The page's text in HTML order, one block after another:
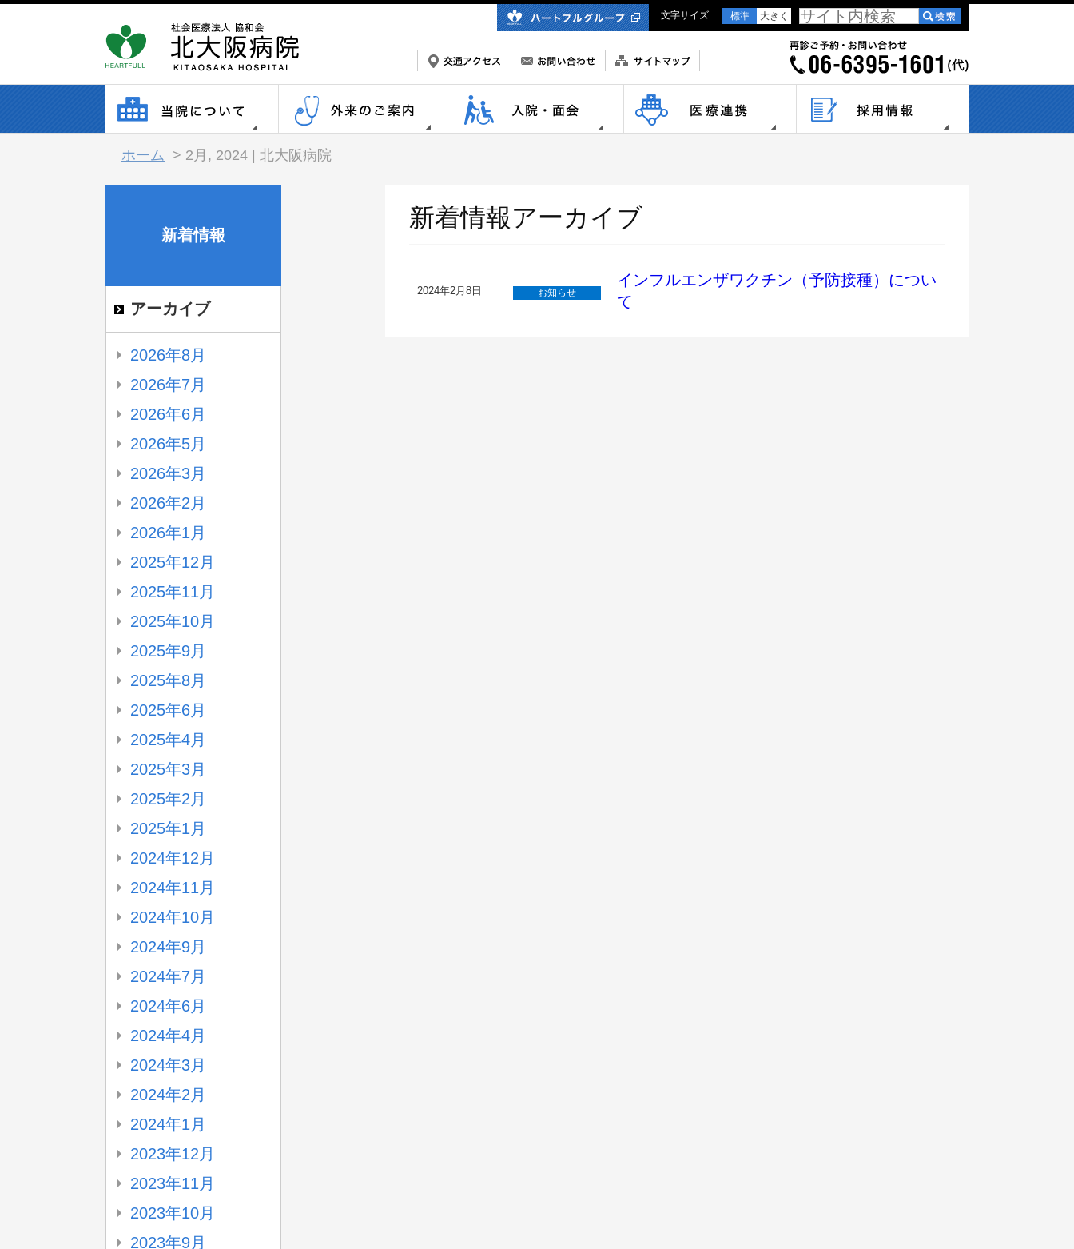
文字サイズ 標準 大きく
ホーム > 2月, 2024 | 北大阪病院
新着情報アーカイブ
2024年2月8日 お知らせ
インフルエンザワクチン（予防接種）につい
て
新着情報
アーカイブ
2026年8月
2026年7月
2026年6月
2026年5月
2026年3月
2026年2月
2026年1月
2025年12月
2025年11月
2025年10月
2025年9月
2025年8月
2025年6月
2025年4月
2025年3月
2025年2月
2025年1月
2024年12月
2024年11月
2024年10月
2024年9月
2024年7月
2024年6月
2024年4月
2024年3月
2024年2月
2024年1月
2023年12月
2023年11月
2023年10月
2023年9月